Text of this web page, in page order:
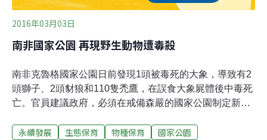
2016年03月03日
南非國家公園 再現野生動物遭毒殺
南非克魯格國家公園日前發現1頭被毒死的大象，導致有2
頭獅子、2頭豺狼和110隻禿鷹，在誤食大象屍體後中毒死
亡。官員建議政府，必須在戒備森嚴的國家公園制定新的
克魯格國家公園執行管理員菲利普斯（Glenn Phillips）的
永續發展 生態保育 物種保育
國家公園